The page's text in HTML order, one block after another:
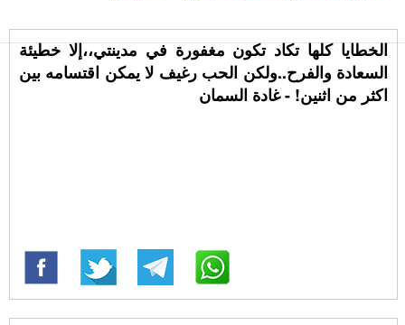
الخطايا كلها تكاد تكون مغفورة في مدينتي،،إلا خطيئة
السعادة والفرح..ولكن الحب رغيف لا يمكن اقتسامه بين
اكثر من اثنين! - غادة السمان